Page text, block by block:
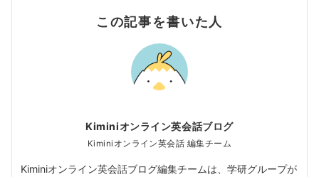
この記事を書いた人
Kiminiオンライン英会話ブログ
Kiminiオンライン英会話 編集チーム
Kiminiオンライン英会話ブログ編集チームは、学研グループが